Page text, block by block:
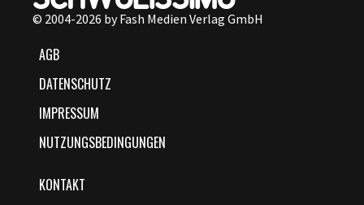
© 2004-2026 by Fash Medien Verlag GmbH
AGB
DATENSCHUTZ
IMPRESSUM
NUTZUNGSBEDINGUNGEN
KONTAKT